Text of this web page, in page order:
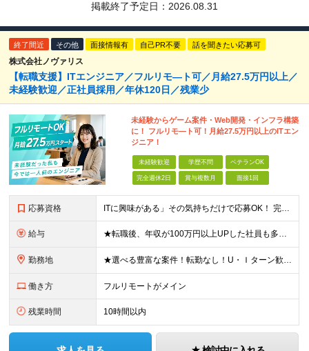
掲載終了予定日： 2026.08.31
終了間近 その他 面接情報有 自己PR不要 話を聞きたい応募可
株式会社ノヴァリス
【転職支援】ITエンジニア／フルリモ―ト可／月給27.5万円以上／
未経験歓迎／正社員採用／年休120日／残業少
未経験からゲーム案件・Web開発・インフラ構築
に！ フルリモ―ト可！月給27.5万円以上のITエン
ジニア！
未経験歓迎 学歴不問 ベテランOK
完全週休2日 賞与複数月 面接1回
応募資格 ITに興味がある」その気持ちだけで応募OK！ 完全未経験OK！人柄採用！ ◆未経験歓迎 ◆学歴不問、文系理系不問 ◆第二新卒歓迎 ★経験や知識よりも、あなたの「挑戦したい」という気持ちを重視します
給与 ★転職後、年収が100万円以上UPした社員も多数！ 【未経験者】 月給27.5万円＋諸手当＋賞与 【経験者】※実務3年以上を想定 月給30万円以上＋諸手当＋賞与 ※経験やスキルに応じて決定します
勤務地 ★選べる豊富な案件！転勤なし！U・Ｉターン歓迎！ ★フルリモート案件あり！ 東京、神奈川、埼玉、千葉、愛知、大阪、兵庫、京都、広島、福岡をはじめとする全国各地のプロジェクト先。 プライム上場、グロ
働き方 フルリモートがメイン
残業時間 10時間以内